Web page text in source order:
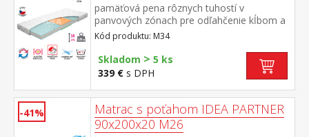
vláknom, vyrobený z 2 častí, snímateľný a
prateľný do 60 °C odporúčaná nosnosť do
130 kg, výška matraca 17 cm
pamäťová pena rôznych tuhostí v
panvových zónach pre odľahčenie kĺbom a
celému pohybovému aparátu 7-zónová
anatomická masážna profilácia prináša
veľmi jemnú masáž v priebehu spánku
matrac s Visco penou a systémom
rozdielnej tuhosti strán vhodný pre všetky
typy roštov poťah snímateľný a prateľný do
40 °C odporúčaná nosnosť do 120 kg
Kód produktu: M34
Skladom > 5 ks
339 € s DPH
-41%
Matrac s poťahom IDEA PARTNER
90x200x20 M26